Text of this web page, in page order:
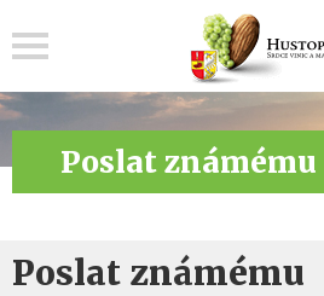
Poslat známému
Poslat známému